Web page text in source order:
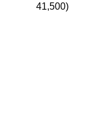
41,500)